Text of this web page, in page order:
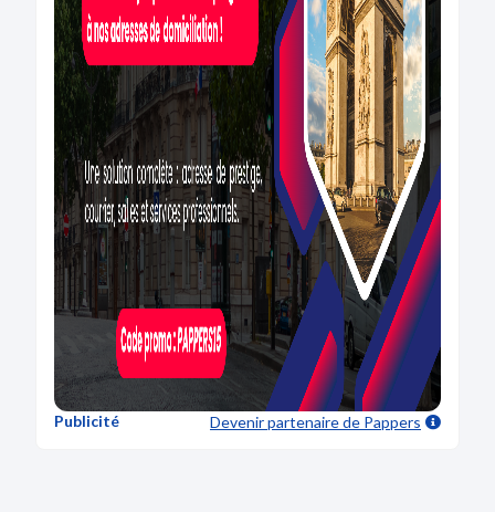
Publicité Devenir partenairede Pappers